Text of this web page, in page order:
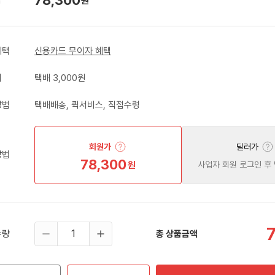
신용카드 무이자 혜택
택배 3,000원
택배배송, 퀵서비스, 직접수령
회원가
78,300원
딜러가
사업자 회원 로그인 후
량 총 상품금액